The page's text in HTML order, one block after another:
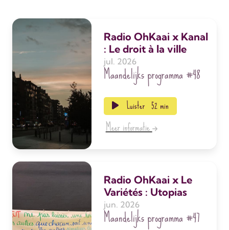
Radio OhKaai x Kanal
: Le droit à la ville
jul. 2026
Maandelijks programma#48
Luister 52 min
Meer informatie
Radio OhKaai x Le
Variétés : Utopias
jun. 2026
Maandelijks programma#47